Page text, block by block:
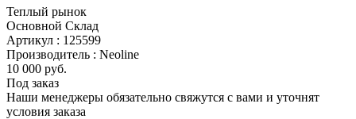
Теплый рынок
Основной Склад
Артикул : 125599
Производитель : Neoline
10 000 руб.
Под заказ
Наши менеджеры обязательно свяжутся с вами и уточнят
условия заказа